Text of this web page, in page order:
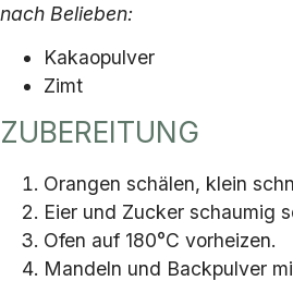
nach Belieben:
Kakaopulver
Zimt
ZUBEREITUNG
Orangen schälen, klein
Eier und Zucker schaumig
Ofen auf 180°C vorheizen.
Mandeln und Backpulver